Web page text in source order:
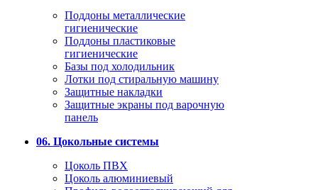
Поддоны металлические
гигиенические
Поддоны пластиковые
гигиенические
Базы под холодильник
Лотки под стиральную машину
Защитные накладки
Защитные экраны под варочную
панель
06. Цокольные системы
Цоколь ПВХ
Цоколь алюминиевый